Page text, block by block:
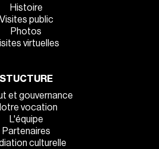
Histoire
Visites public
Photos
virtuelles
STUCTURE
et gouvernance
vocation
L'équipe
Partenaires
culturelle